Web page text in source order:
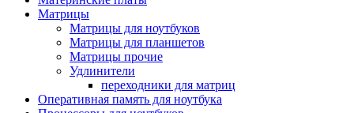
Матрицы
Матрицы для ноутбуков
Матрицы для планшетов
Матрицы прочие
Удлинители
переходники для матриц
Оперативная память для ноутбука